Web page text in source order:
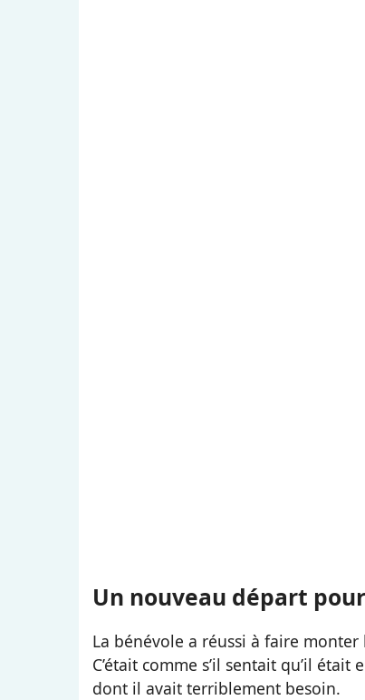
Un nouveau départ
La bénévole a réussi à faire
C’était comme s’il sentait qu’il
dont il avait terriblement besoin.